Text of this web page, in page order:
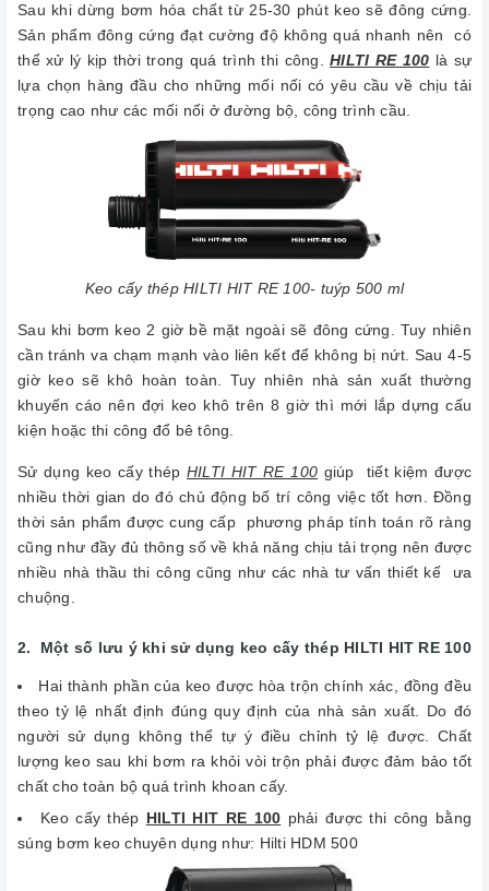
Sau khi dừng bơm hóa chất từ 25-30 phút keo sẽ đông cứng.
Sản phẩm đông cứng đạt cường độ không quá nhanh nên có
thể xử lý kịp thời trong quá trình thi công.HILTI RE 100 là sự
lựa chọn hàng đầu cho những mối nối có yêu cầu về chịu tải
trọng cao như các mối nối ở đường bộ, công trình cầu.
Keo cấy thép HILTI HIT RE 100- tuýp 500 ml
Sau khi bơm keo 2 giờ bề mặt ngoài sẽ đông cứng. Tuy nhiên
cần tránh va chạm mạnh vào liên kết để không bị nứt. Sau 4-5
giờ keo sẽ khô hoàn toàn. Tuy nhiên nhà sản xuất thường
khuyến cáo nên đợi keo khô trên 8 giờ thì mới lắp dựng cấu
kiện hoặc thi công đổ bê tông.
Sử dụng keo cấy thép HILTI HIT RE 100 giúp tiết kiệm được
nhiều thời gian do đó chủ động bố trí công việc tốt hơn. Đồng
thời sản phẩm được cung cấp phương pháp tính toán rõ ràng
cũng như đầy đủ thông số về khả năng chịu tải trọng nên được
nhiều nhà thầu thi công cũng như các nhà tư vấn thiết kế ưa
chuộng.
2. Một số lưu ý khi sử dụng keo cấy thép HILTI HIT RE 100
Hai thành phần của keo được hòa trộn chính xác, đồng đều
theo tỷ lệ nhất định đúng quy định của nhà sản xuất. Do đó
người sử dụng không thể tự ý điều chỉnh tỷ lệ được. Chất
lượng keo sau khi bơm ra khỏi vòi trộn phải được đảm bảo tốt
chất cho toàn bộ quá trình khoan cấy.
Keo cấy thép HILTI HIT RE 100 phải được thi công bằng
súng bơm keo chuyên dụng như: Hilti HDM 500